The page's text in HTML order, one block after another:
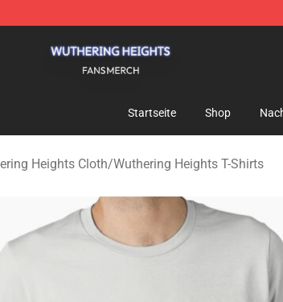
Startseite Shop
Heights Cloth/Wuthering Heights T-Shirts